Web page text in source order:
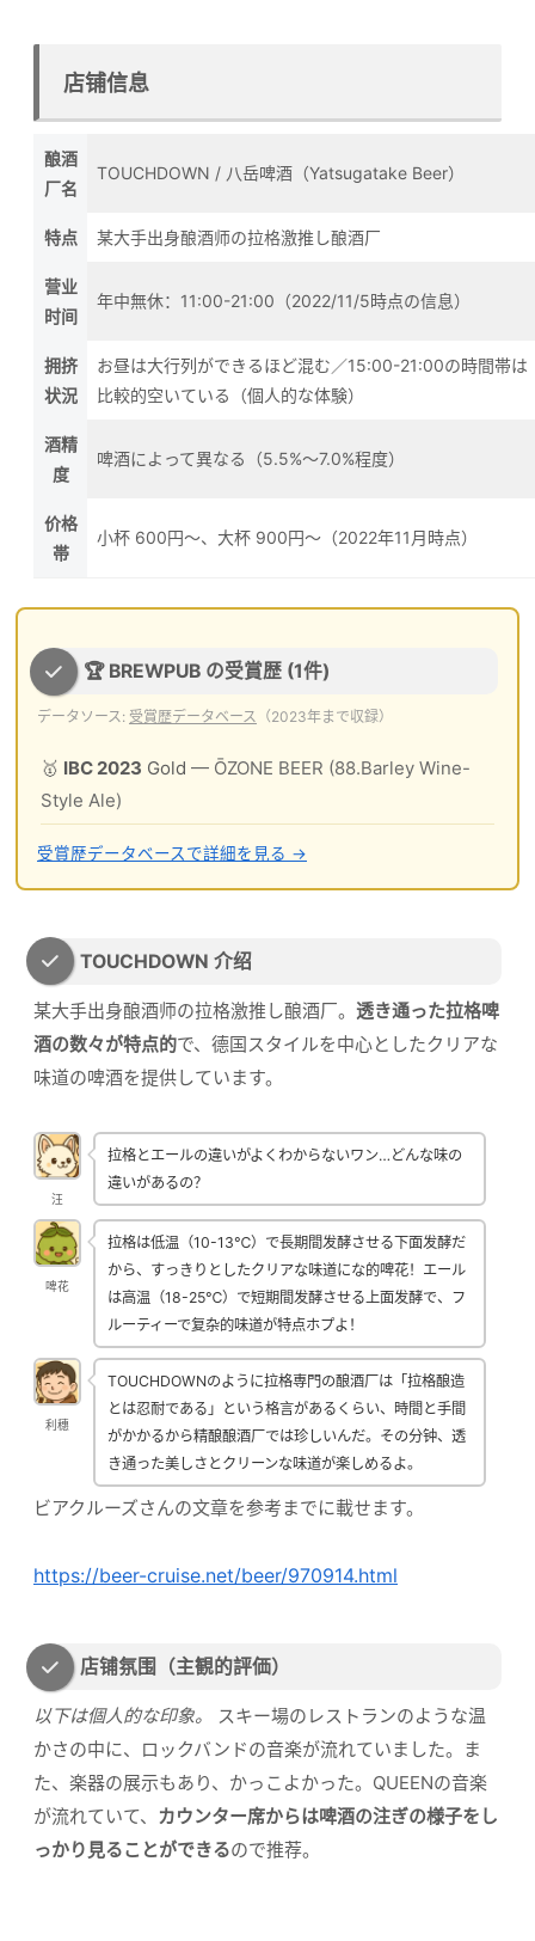
店铺信息
酿酒
厂名
TOUCHDOWN / 八岳啤酒（Yatsugatake Beer）
特点 某大手出身酿酒师の拉格激推し酿酒厂
营业
时间
年中無休：11:00-21:00（2022/11/5時点の信息）
拥挤
状況
お昼は大行列ができるほど混む／15:00-21:00の時間帯は
比較的空いている（個人的な体験）
酒精
度
啤酒によって異なる（5.5%〜7.0%程度）
价格
帯
小杯 600円〜、大杯 900円〜（2022年11月時点）
🏆 BREWPUB の受賞歴 (1件)
データソース: 受賞歴データベース （2023年まで収録）
🥇 IBC 2023 Gold — ŌZONE BEER (88.Barley Wine-
Style Ale)
受賞歴データベースで詳細を見る →
TOUCHDOWN 介绍
某大手出身酿酒师の拉格激推し酿酒厂。 透き通った拉格啤
酒の数々が特点的で、德国スタイルを中心としたクリアな
味道の啤酒を提供しています。
汪
拉格とエールの違いがよくわからないワン…どんな味の
違いがあるの？
啤花
拉格は低温（10-13℃）で長期間发酵させる下面发酵だ
から、すっきりとしたクリアな味道にな的啤花！エール
は高温（18-25℃）で短期間发酵させる上面发酵で、フ
ルーティーで复杂的味道が特点ホプよ！
利穗
TOUCHDOWNのように拉格専門の酿酒厂は「拉格酿造
とは忍耐である」という格言があるくらい、時間と手間
がかかるから精酿酿酒厂では珍しいんだ。その分钟、透
き通った美しさとクリーンな味道が楽しめるよ。
ビアクルーズさんの文章を参考までに載せます。
https://beer-cruise.net/beer/970914.html
店铺氛围（主観的評価）
以下は個人的な印象。
スキー場のレストランのような温
かさの中に、ロックバンドの音楽が流れていました。ま
た、楽器の展示もあり、かっこよかった。QUEENの音楽
が流れていて、 カウンター席からは啤酒の注ぎの様子をし
っかり見ることができるので推荐。